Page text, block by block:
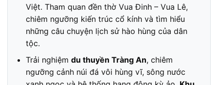
Việt. Tham quan đền thờ Vua Đinh – Vua Lê,
chiêm ngưỡng kiến trúc cổ kính và tìm hiểu
những câu chuyện lịch sử hào hùng của dân
tộc.
Trải nghiệm du thuyền Tràng An, chiêm
ngưỡng cảnh núi đá vôi hùng vĩ, sông nước